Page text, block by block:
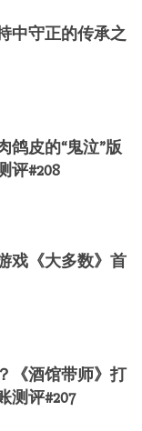
中守正的传承之
鸽皮的“鬼泣”版
评#208
戏《大多数》首
《酒馆带师》打
评#207